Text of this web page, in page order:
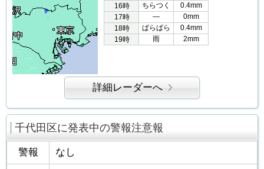
16時
ちらつく
0.4mm
17時
―
0mm
18時
ぱらぱら
0.4mm
19時
雨 2mm
詳細レーダーへ
千代田区に発表中の警報注意報
警報 なし